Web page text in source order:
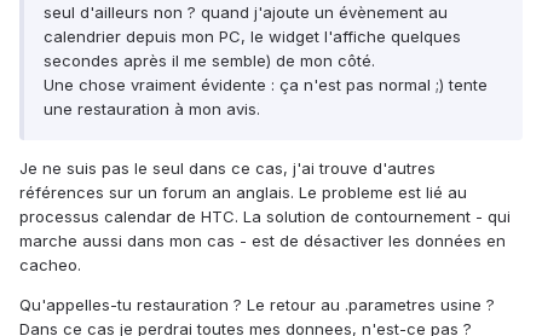
seul d'ailleurs non ? quand j'ajoute un évènement au
calendrier depuis mon PC, le widget l'affiche quelques
secondes après il me semble) de mon côté.
Une chose vraiment évidente : ça n'est pas normal ;) tente
une restauration à mon avis.
Je ne suis pas le seul dans ce cas, j'ai trouve d'autres
références sur un forum an anglais. Le probleme est lié au
processus calendar de HTC. La solution de contournement - qui
marche aussi dans mon cas - est de désactiver les données en
cacheo.
Qu'appelles-tu restauration ? Le retour au .parametres usine ?
Dans ce cas je perdrai toutes mes donnees, n'est-ce pas ?